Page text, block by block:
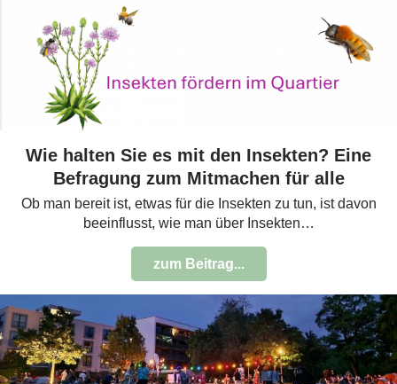
Wie halten Sie es mit den Insekten? Eine
Befragung zum Mitmachen für alle
Ob man bereit ist, etwas für die Insekten zu tun, ist davon
beeinflusst, wie man über Insekten…
zum Beitrag...